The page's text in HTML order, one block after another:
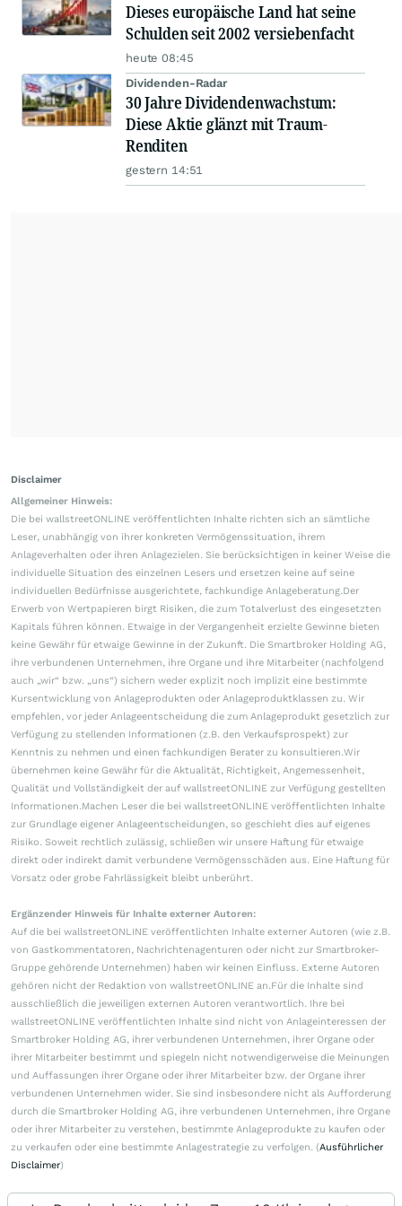
Dieses europäische Land hat seine
Schulden seit 2002 versiebenfacht
heute 08:45
Dividenden-Radar
30 Jahre Dividendenwachstum:
Diese Aktie glänzt mit Traum-
Renditen
gestern 14:51
Disclaimer
Allgemeiner Hinweis:
Die bei wallstreetONLINE veröffentlichten Inhalte richten sich an sämtliche
Leser, unabhängig von ihrer konkreten Vermögenssituation, ihrem
Anlageverhalten oder ihren Anlagezielen. Sie berücksichtigen in keiner Weise die
individuelle Situation des einzelnen Lesers und ersetzen keine auf seine
individuellen Bedürfnisse ausgerichtete, fachkundige Anlageberatung.Der
Erwerb von Wertpapieren birgt Risiken, die zum Totalverlust des eingesetzten
Kapitals führen können. Etwaige in der Vergangenheit erzielte Gewinne bieten
keine Gewähr für etwaige Gewinne in der Zukunft. Die Smartbroker Holding AG,
ihre verbundenen Unternehmen, ihre Organe und ihre Mitarbeiter (nachfolgend
auch „wir“ bzw. „uns“) sichern weder explizit noch implizit eine bestimmte
Kursentwicklung von Anlageprodukten oder Anlageproduktklassen zu. Wir
empfehlen, vor jeder Anlageentscheidung die zum Anlageprodukt gesetzlich zur
Verfügung zu stellenden Informationen (z.B. den Verkaufsprospekt) zur
Kenntnis zu nehmen und einen fachkundigen Berater zu konsultieren.Wir
übernehmen keine Gewähr für die Aktualität, Richtigkeit, Angemessenheit,
Qualität und Vollständigkeit der auf wallstreetONLINE zur Verfügung gestellten
Informationen.Machen Leser die bei wallstreetONLINE veröffentlichten Inhalte
zur Grundlage eigener Anlageentscheidungen, so geschieht dies auf eigenes
Risiko. Soweit rechtlich zulässig, schließen wir unsere Haftung für etwaige
direkt oder indirekt damit verbundene Vermögensschäden aus. Eine Haftung für
Vorsatz oder grobe Fahrlässigkeit bleibt unberührt.
Ergänzender Hinweis für Inhalte externer Autoren:
Auf die bei wallstreetONLINE veröffentlichten Inhalte externer Autoren (wie z.B.
von Gastkommentatoren, Nachrichtenagenturen oder nicht zur Smartbroker-
Gruppe gehörende Unternehmen) haben wir keinen Einfluss. Externe Autoren
gehören nicht der Redaktion von wallstreetONLINE an.Für die Inhalte sind
ausschließlich die jeweiligen externen Autoren verantwortlich. Ihre bei
wallstreetONLINE veröffentlichten Inhalte sind nicht von Anlageinteressen der
Smartbroker Holding AG, ihrer verbundenen Unternehmen, ihrer Organe oder
ihrer Mitarbeiter bestimmt und spiegeln nicht notwendigerweise die Meinungen
und Auffassungen ihrer Organe oder ihrer Mitarbeiter bzw. der Organe ihrer
verbundenen Unternehmen wider. Sie sind insbesondere nicht als Aufforderung
durch die Smartbroker Holding AG, ihre verbundenen Unternehmen, ihre Organe
oder ihrer Mitarbeiter zu verstehen, bestimmte Anlageprodukte zu kaufen oder
zu verkaufen oder eine bestimmte Anlagestrategie zu verfolgen. (Ausführlicher
Disclaimer)